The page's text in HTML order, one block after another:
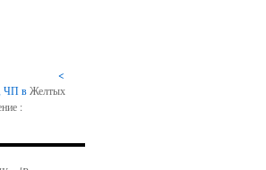
<
ЧП вЖелтых
: